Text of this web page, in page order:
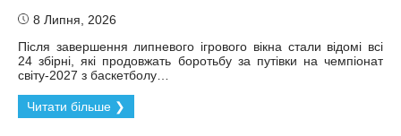
8 Липня, 2026
Після завершення липневого ігрового вікна стали відомі всі
24 збірні, які продовжать боротьбу за путівки на чемпіонат
світу-2027 з баскетболу…
Читати більше ❯